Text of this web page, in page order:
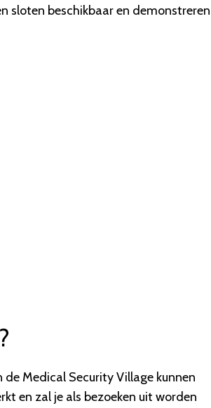
sloten beschikbaar en
Medical Security Village kunnen
en zal je als bezoeken uit worden